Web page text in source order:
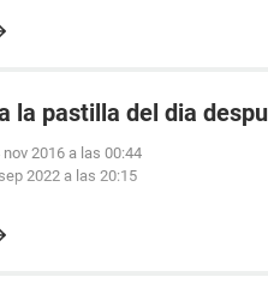
la pastilla del dia
nov 2016 a las 00:44
2022 a las 20:15